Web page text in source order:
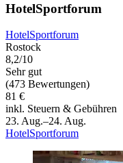
HotelSportforum
HotelSportforum
Rostock
8,2/10
Sehr gut
(473 Bewertungen)
81 €
inkl. Steuern & Gebühren
23. Aug.–24. Aug.
HotelSportforum